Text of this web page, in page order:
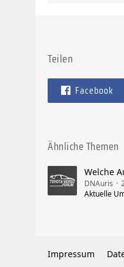
Teilen
Facebook
Ähnliche Themen
Welche
DNAuris
Aktuelle
Impressum